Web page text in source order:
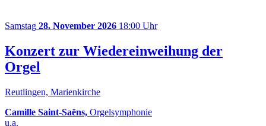
Samstag 28. November 2026 18:00 Uhr
Konzert zur Wiedereinweihung der
Orgel
Reutlingen, Marienkirche
Camille Saint-Saëns, Orgelsymphonie
u.a.